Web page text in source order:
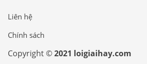
Liên hệ
Chính sách
Copyright ©2021 loigiaihay.com